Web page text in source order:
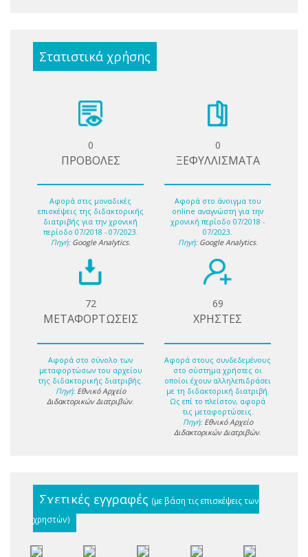
Στατιστικά χρήσης
0
ΠΡΟΒΟΛΕΣ
Αφορά στις μοναδικές
επισκέψεις της διδακτορικής
διατριβής για την χρονική
περίοδο 07/2018 - 07/2023.
Πηγή: Google Analytics.
0
ΞΕΦΥΛΛΙΣΜΑΤΑ
Αφορά στο άνοιγμα του
online αναγνώστη για την
χρονική περίοδο 07/2018 -
07/2023.
Πηγή: Google Analytics.
72
ΜΕΤΑΦΟΡΤΩΣΕΙΣ
Αφορά στο σύνολο των
μεταφορτώσων του αρχείου
της διδακτορικής διατριβής.
Πηγή: Εθνικό Αρχείο
Διδακτορικών Διατριβών.
69
ΧΡΗΣΤΕΣ
Αφορά στους συνδεδεμένους
στο σύστημα χρήστες οι
οποίοι έχουν αλληλεπιδράσει
με τη διδακτορική διατριβή.
Ως επί το πλείστον, αφορά
τις μεταφορτώσεις.
Πηγή: Εθνικό Αρχείο
Διδακτορικών Διατριβών.
Σχετικές εγγραφές (με βάση τις επισκέψεις των
χρηστών)